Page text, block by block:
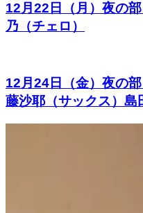
12月22日（月）夜の
乃（チェロ）
12月24日（金）夜の
藤沙耶（サックス）島